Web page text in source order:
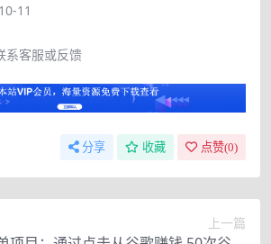
11
系客服或反馈
分享 收藏 点赞(0)
上一篇